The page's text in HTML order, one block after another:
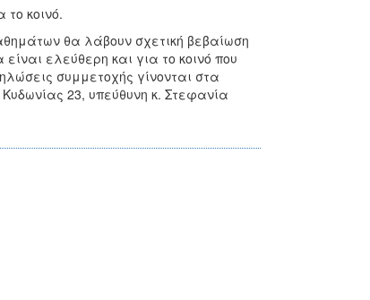
κοινό.
θα λάβουν σχετική βεβαίωση
ελεύθερη και για το κοινό που
συμμετοχής γίνονται στα
23, υπεύθυνη κ. Στεφανία